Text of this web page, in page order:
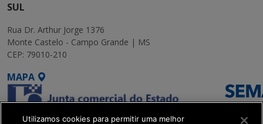
SUL
Rua Dr. Arthur Jorge 1376
Monte Castelo - Campo Grande | MS
CEP: 79010-210
MAPA
Utilizamos cookies para permitir uma melhor